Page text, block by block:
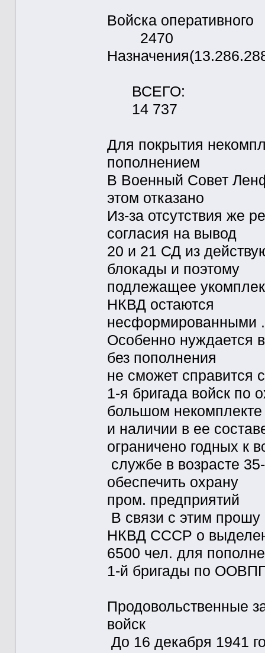
Войска
2470
14 737
Для покрытия
пополнением
В Военный Совет
этом отказано
Из-за отсутствия же
согласия на вывод
20 и 21 СД из
блокады и поэтому
подлежащее
НКВД остаются
несформированными .
Особенно нуждается
без пополнения
не сможет справится
1-я бригада войск по
большом некомплекте
и наличии в ее
ограничено годных к
службе в возрасте
обеспечить охрану
пром. предприятий
В связи с этим
НКВД СССР о
6500 чел. для
1-й бригады по
Продовольственные
войск
До 16 декабря 1941